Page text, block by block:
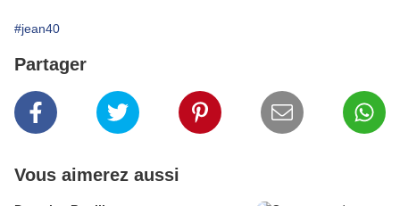
#jean40
Partager
Vous aimerez aussi